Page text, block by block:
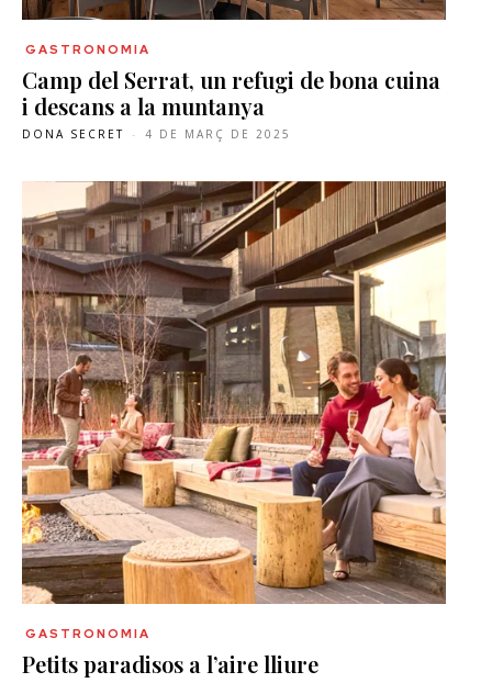
GASTRONOMIA
Camp del Serrat, un refugi de bona cuina
i descans a la muntanya
DONA SECRET - 4 DE MARÇ DE 2025
GASTRONOMIA
Petits paradisos a l’aire lliure